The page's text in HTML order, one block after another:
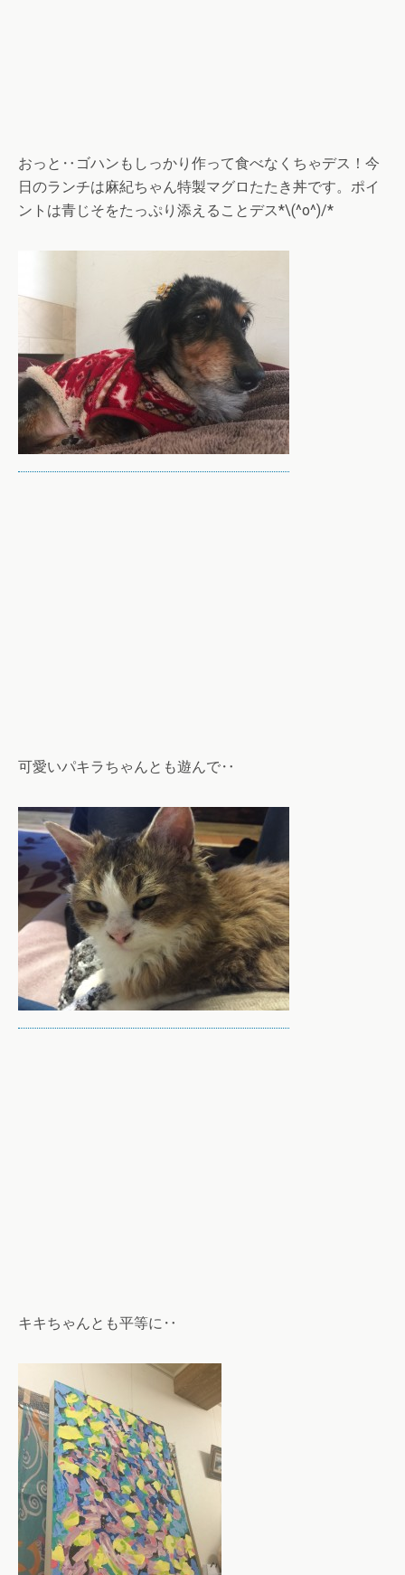
おっと‥ゴハンもしっかり作って食べなくちゃデス！今
日のランチは麻紀ちゃん特製マグロたたき丼です。ポイ
ントは青じそをたっぷり添えることデス*\(^o^)/*
可愛いパキラちゃんとも遊んで‥
キキちゃんとも平等に‥